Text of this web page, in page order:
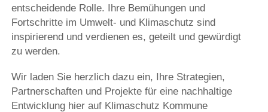
entscheidende Rolle. Ihre Bemühungen und
Fortschritte im Umwelt- und Klimaschutz sind
inspirierend und verdienen es, geteilt und gewürdigt
zu werden.
Wir laden Sie herzlich dazu ein, Ihre Strategien,
Partnerschaften und Projekte für eine nachhaltige
Entwicklung hier auf Klimaschutz Kommune